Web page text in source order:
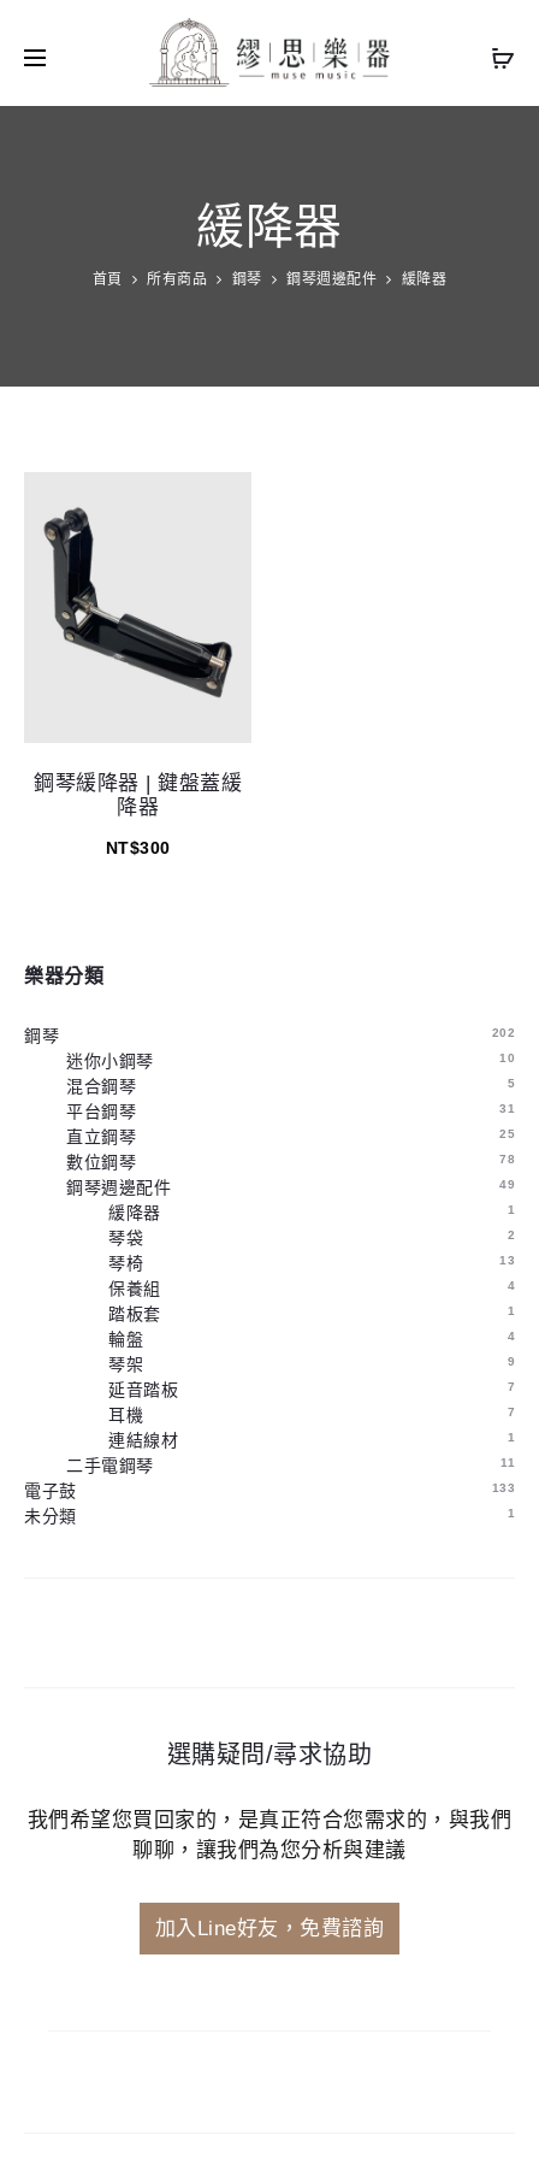
緩降器
首頁 所有商品 鋼琴 鋼琴週邊配件 緩降器
鋼琴緩降器 | 鍵盤蓋緩
降器
NT$300
樂器分類
鋼琴 202
迷你小鋼琴 10
混合鋼琴 5
平台鋼琴 31
直立鋼琴 25
數位鋼琴 78
鋼琴週邊配件 49
緩降器 1
琴袋 2
琴椅 13
保養組 4
踏板套 1
輪盤 4
琴架 9
延音踏板 7
耳機 7
連結線材 1
二手電鋼琴 11
電子鼓 133
未分類 1
選購疑問/尋求協助
我們希望您買回家的，是真正符合您需求的，與我們
聊聊，讓我們為您分析與建議
加入Line好友，免費諮詢